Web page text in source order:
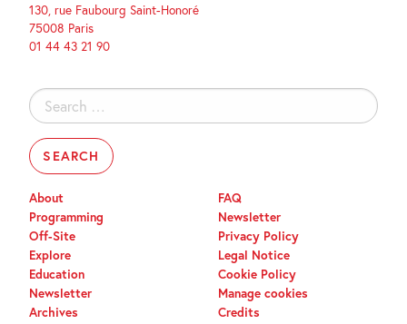
130, rue Faubourg Saint-Honoré
75008 Paris
01 44 43 21 90
Search
for:
About
Programming
Off-Site
Explore
Education
Newsletter
Archives
FAQ
Newsletter
Privacy Policy
Legal Notice
Cookie Policy
Manage cookies
Credits